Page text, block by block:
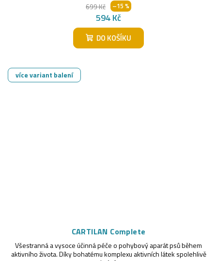
594 Kč
699 Kč –15 %
DO KOŠÍKU
více variant balení
CARTILAN Complete
Všestranná a vysoce účinná péče o pohybový aparát psů během
aktivního života. Díky bohatému komplexu aktivních látek spolehlivě